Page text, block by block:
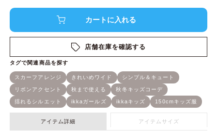
店舗在庫を確認する
アイテム詳細 アイテムサイズ